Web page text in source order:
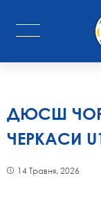
ДЮСШ
ЧЕРКАСИ
14 Травня, 2026